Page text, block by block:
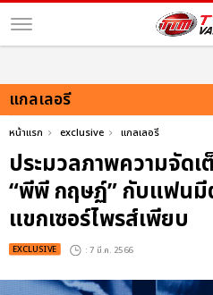
แกลเลอรี
หน้าแรก exclusive แกลเลอรี
ประมวลภาพความจัดเ
“พีพี กฤษฏ์” กับแฟนมี
แขกเซอร์ไพรส์เพียบ
EXCLUSIVE : 7 มี.ค. 2566